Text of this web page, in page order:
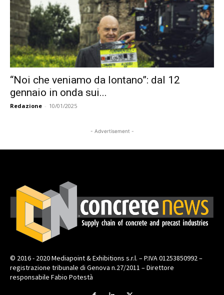
“Noi che veniamo da lontano”: dal 12
gennaio in onda sui...
Redazione - 10/01/2025
- Advertisement -
© 2016 - 2020 Mediapoint & Exhibitions s.r.l. – P.IVA 01253850992 –
registrazione tribunale di Genova n.27/2011 – Direttore
responsabile Fabio Potestà